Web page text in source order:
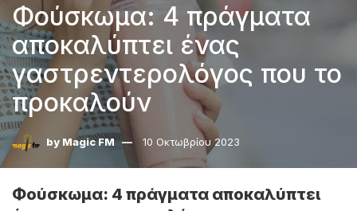
Φούσκωμα: 4 πράγματα
αποκαλύπτει ένας
γαστρεντερολόγος που το
προκαλούν
by Magic FM 10 Οκτωβρίου 2023
Φούσκωμα: 4 πράγματα αποκαλύπτει